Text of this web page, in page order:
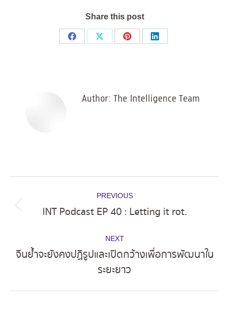
Share this post
Share
Share
Share
Share
Author: The Intelligence Team
navigation
PREVIOUS
Previous
INT Podcast EP 40 : Letting it rot.
NEXT
post:
จีนย้ำจะยังคงปฏิรูปและเปิดกว้างเพื่อการพัฒนาใน
ระยะยาว